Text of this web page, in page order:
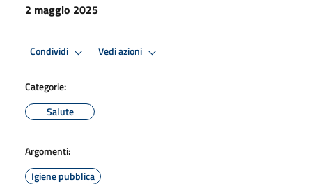
2 maggio 2025
Condividi Vedi azioni
Categorie:
Salute
Argomenti:
Igiene pubblica